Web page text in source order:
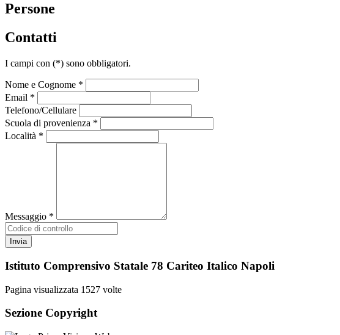
Persone
Contatti
I campi con (*) sono obbligatori.
Nome e Cognome *
Email *
Telefono/Cellulare
Scuola di provenienza *
Località *
Messaggio *
Istituto Comprensivo Statale 78 Cariteo Italico Napoli
Pagina visualizzata 1527 volte
Sezione Copyright